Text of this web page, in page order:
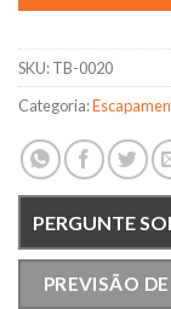
SKU:TB-0020
Categoria:
PERGUNTE
PREVISÃO